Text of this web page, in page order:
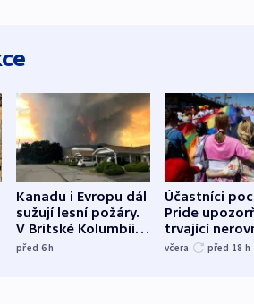
Kanadu i Evropu dál
sužují lesní požáry.
V Britské Kolumbii
evakuovali tisíce lidí
před 6h
Účastníci
Pride
trvající
včera před 18 h